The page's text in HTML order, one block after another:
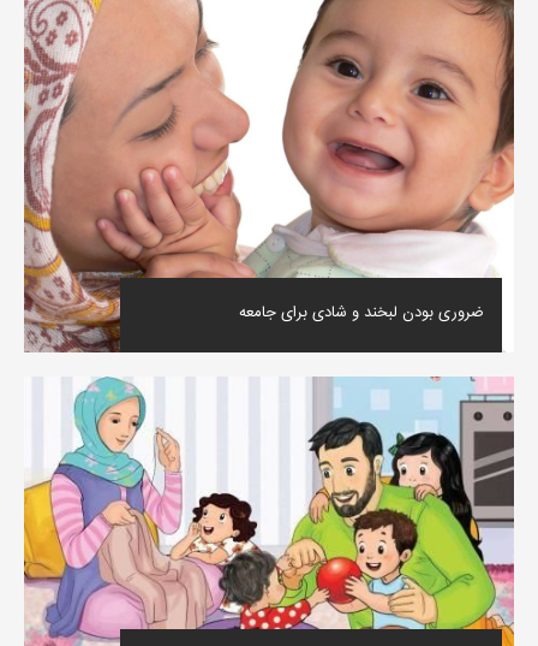
ضروری بودن لبخند و شادی برای جامعه